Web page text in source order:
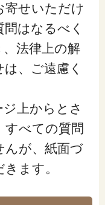
保護方針）
寄せいただけ
はなるべく
法律上の解
、ご遠慮く
上からとさ
べての質問
んが、紙面づ
ます。